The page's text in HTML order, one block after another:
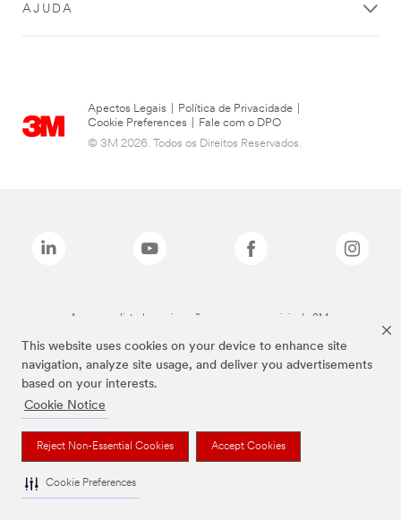
This website uses cookies on your device to enhance site
navigation, analyze site usage, and deliver you advertisements
based on your interests.
Cookie Notice
Reject Non-Essential Cookies Accept Cookies
Cookie Preferences
AJUDA
Apectos Legais Política de Privacidade
Cookie Preferences
Fale com o DPO
© 3M 2026. Todos os Direitos Reservados.
As marcas listadas a cima são marcas comerciais da 3M.